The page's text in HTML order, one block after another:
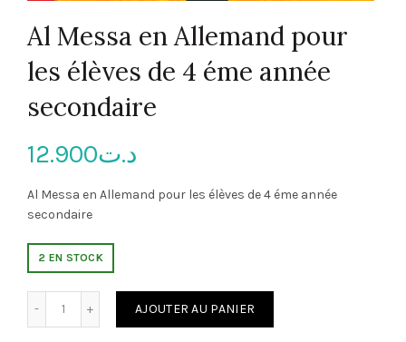
Al Messa en Allemand pour
les élèves de 4 éme année
secondaire
د.ت12.900
Al Messa en Allemand pour les élèves de 4 éme année
secondaire
2 EN STOCK
AJOUTER AU PANIER